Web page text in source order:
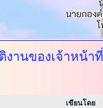
านของเจ้าหน้าที่
เขียนโดย